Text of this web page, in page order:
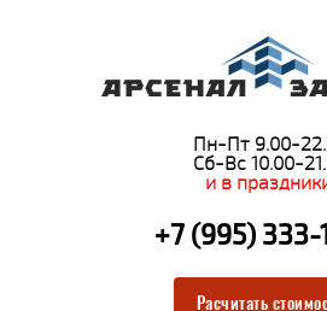
Пн-Пт 9.00-
Сб-Вс 10.00-
и в
+7 (995) 333-
Расчитать